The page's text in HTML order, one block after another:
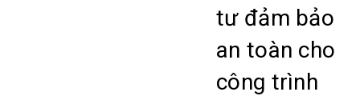
tư đảm bảo
an toàn cho
công trình